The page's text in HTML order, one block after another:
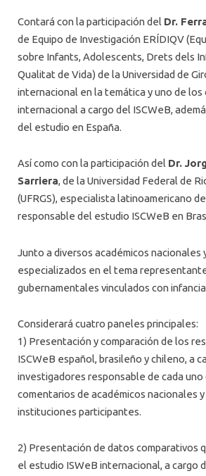
Contará con la participación del Dr.
de Equipo de Investigación ERÍDIQV
sobre Infants, Adolescents, Drets dels
Qualitat de Vida) de la Universidad de
internacional en la temática y uno de
internacional a cargo del ISCWeB,
del estudio en España.
Así como con la participación del Dr.
Sarriera, de la Universidad Federal de
(UFRGS), especialista latinoamericano
responsable del estudio ISCWeB en
Junto a diversos académicos nacionales
especializados en el tema
gubernamentales vinculados con
Considerará cuatro paneles principales:
1) Presentación y comparación de los
ISCWeB español, brasileño y chileno, a
investigadores responsable de cada
comentarios de académicos nacionales
instituciones participantes.
2) Presentación de datos comparativos
el estudio ISWeB internacional, a cargo